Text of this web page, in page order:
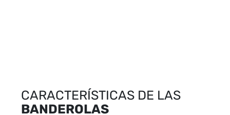
CARACTERÍSTICAS DE LAS
BANDEROLAS